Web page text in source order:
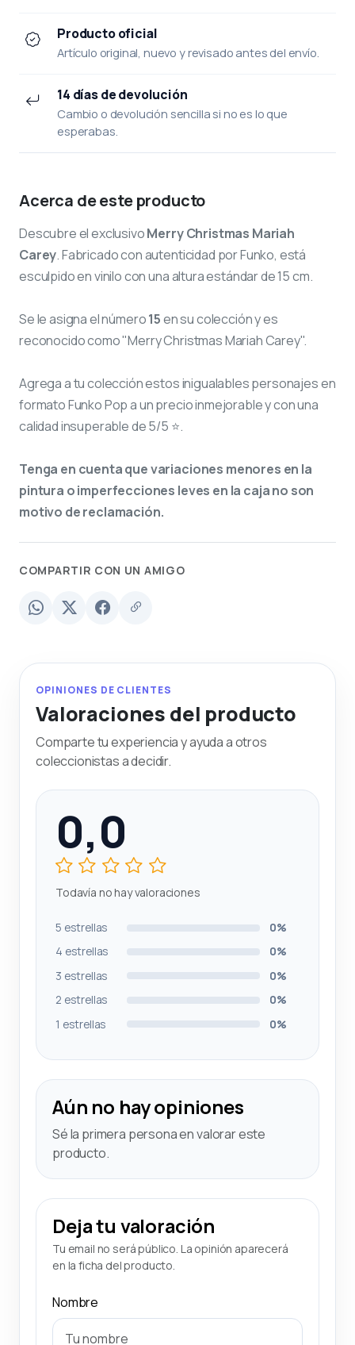
Producto oficial
Artículo original, nuevo y revisado antes del envío.
14 días de devolución
Cambio o devolución sencilla si no es lo que
esperabas.
Acerca de este producto
Descubre el exclusivoMerry Christmas Mariah
Carey. Fabricado con autenticidad por Funko, está
esculpido en vinilo con una altura estándar de 15 cm.
Se le asigna el número15en su colección y es
reconocido como "Merry Christmas Mariah Carey".
Agrega a tu colección estos inigualables personajes en
formato Funko Pop a un precio inmejorable y con una
calidad insuperable de 5/5 ⭐.
Tenga en cuenta que variaciones menores en la
pintura o imperfecciones leves en la caja no son
motivo de reclamación.
COMPARTIR CON UN AMIGO
OPINIONES DE CLIENTES
Valoraciones del producto
Comparte tu experiencia y ayuda a otros
coleccionistas a decidir.
0,0
Todavía no hay valoraciones
5 estrellas
0%
4 estrellas
0%
3 estrellas
0%
2 estrellas
0%
1 estrellas
0%
Aún no hay opiniones
Sé la primera persona en valorar este
producto.
Deja tu valoración
Tu email no será público. La opinión aparecerá
en la ficha del producto.
Nombre